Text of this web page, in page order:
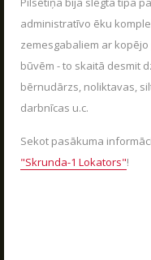
administratīvo ēku
zemesgabaliem ar
būvēm - to skaitā desmit
bērnudārzs, noliktavas,
darbnīcas u.c.
Sekot pasākuma
"Skrunda-1 Lokators"!